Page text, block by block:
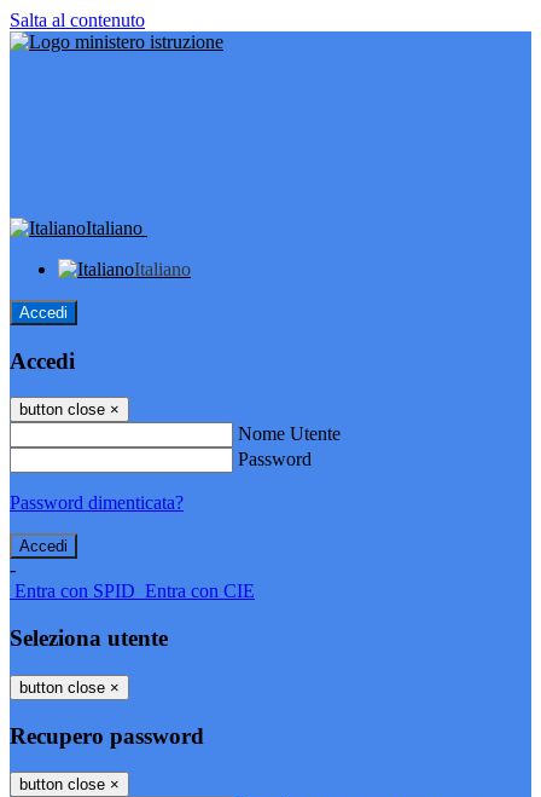
Salta al contenuto
Italiano
Italiano
Accedi
Accedi
button close ×
Nome Utente
Password
Password dimenticata?
-
Entra con SPID Entra con CIE
Seleziona utente
button close ×
Recupero password
button close ×